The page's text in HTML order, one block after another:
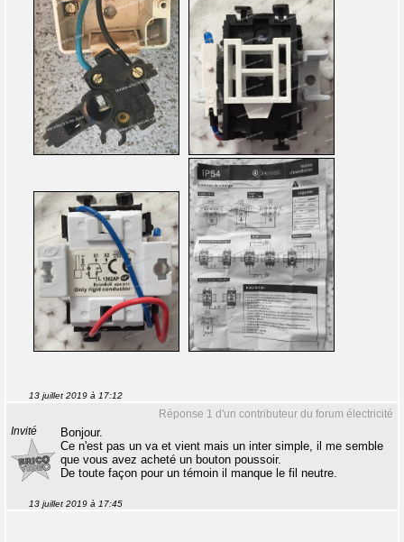
13 juillet 2019 à 17:12
Réponse 1 d'un contributeur du forum électricité
Invité
Bonjour.
Ce n'est pas un va et vient mais un inter simple, il me semble
que vous avez acheté un bouton poussoir.
De toute façon pour un témoin il manque le fil neutre.
13 juillet 2019 à 17:45